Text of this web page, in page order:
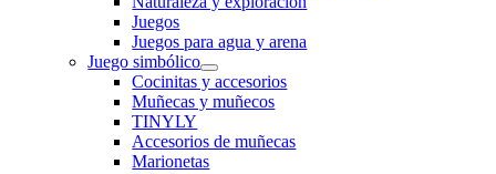
Juegos
Juegos para agua y arena
Juego simbólico
Cocinitas y accesorios
Muñecas y muñecos
TINYLY
Accesorios de muñecas
Marionetas